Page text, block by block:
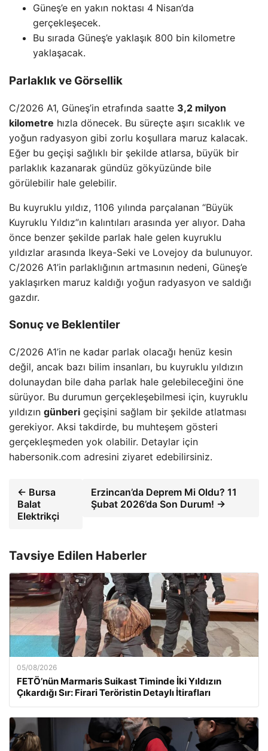
Güneş’e en yakın noktası 4 Nisan’da
gerçekleşecek.
Bu sırada Güneş’e yaklaşık 800 bin kilometre
yaklaşacak.
Parlaklık ve Görsellik
C/2026 A1, Güneş’in etrafında saatte 3,2 milyon
kilometre hızla dönecek. Bu süreçte aşırı sıcaklık ve
yoğun radyasyon gibi zorlu koşullara maruz kalacak.
Eğer bu geçişi sağlıklı bir şekilde atlarsa, büyük bir
parlaklık kazanarak gündüz gökyüzünde bile
görülebilir hale gelebilir.
Bu kuyruklu yıldız, 1106 yılında parçalanan “Büyük
Kuyruklu Yıldız”ın kalıntıları arasında yer alıyor. Daha
önce benzer şekilde parlak hale gelen kuyruklu
yıldızlar arasında Ikeya-Seki ve Lovejoy da bulunuyor.
C/2026 A1’in parlaklığının artmasının nedeni, Güneş’e
yaklaşırken maruz kaldığı yoğun radyasyon ve saldığı
gazdır.
Sonuç ve Beklentiler
C/2026 A1’in ne kadar parlak olacağı henüz kesin
değil, ancak bazı bilim insanları, bu kuyruklu yıldızın
dolunaydan bile daha parlak hale gelebileceğini öne
sürüyor. Bu durumun gerçekleşebilmesi için, kuyruklu
yıldızın günberi geçişini sağlam bir şekilde atlatması
gerekiyor. Aksi takdirde, bu muhteşem gösteri
gerçekleşmeden yok olabilir. Detaylar için
habersonik.com adresini ziyaret edebilirsiniz.
← Bursa
Balat
Elektrikçi
Erzincan’da Deprem Mi Oldu? 11
Şubat 2026’da Son Durum! →
Tavsiye Edilen Haberler
05/08/2026
FETÖ’nün Marmaris Suikast Timinde İki Yıldızın
Çıkardığı Sır: Firari Teröristin Detaylı İtirafları